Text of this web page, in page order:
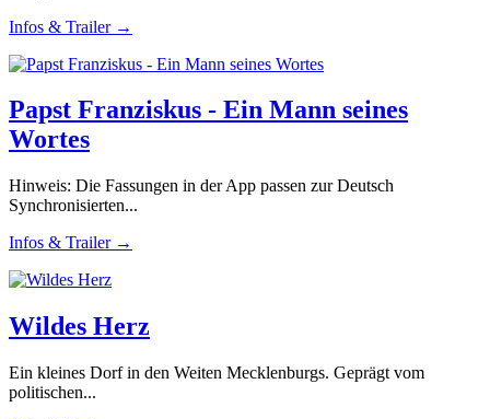
Infos & Trailer →
Papst Franziskus - Ein Mann seines
Wortes
Hinweis: Die Fassungen in der App passen zur Deutsch
Synchronisierten...
Infos & Trailer →
Wildes Herz
Ein kleines Dorf in den Weiten Mecklenburgs. Geprägt vom
politischen...